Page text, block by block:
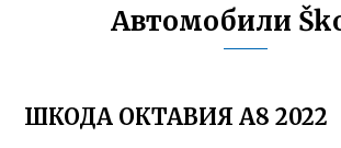
Автомобили
ШКОДА ОКТАВИЯ А8 2022